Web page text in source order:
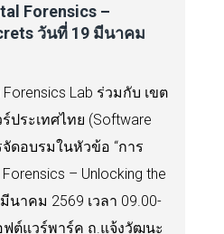
Forensics –
วันที่ 19 มีนาคม
Lab ร่วมกับ เขต
ระเทศไทย (Software
จัดอบรมในหัวข้อ “การ
– Unlocking the
นาคม 2569 เวลา 09.00-
ต์แวร์พาร์ค ถ.แจ้งวัฒนะ